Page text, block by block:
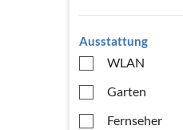
Ausstattung
WLAN
Garten
Fernseher